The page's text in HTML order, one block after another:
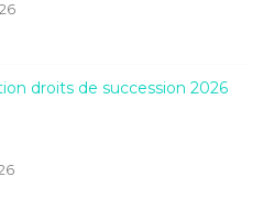
droits de succession 2026